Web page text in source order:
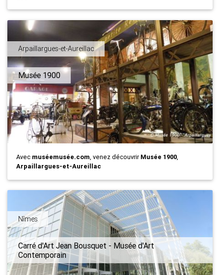
Arpaillargues-et-Aureillac
Musée 1900
Avec muséemusée.com, venez découvrirMusée 1900,
Arpaillargues-et-Aureillac
Nîmes
Carré d'Art Jean Bousquet - Musée d'Art
Contemporain